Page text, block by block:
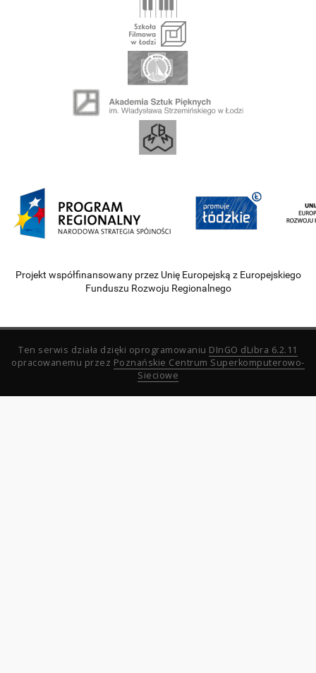
Projekt współfinansowany przez Unię Europejską z Europejskiego
Funduszu Rozwoju Regionalnego
Ten serwis działa dzięki oprogramowaniu DInGO dLibra 6.2.11
opracowanemu przez Poznańskie Centrum Superkomputerowo-
Sieciowe